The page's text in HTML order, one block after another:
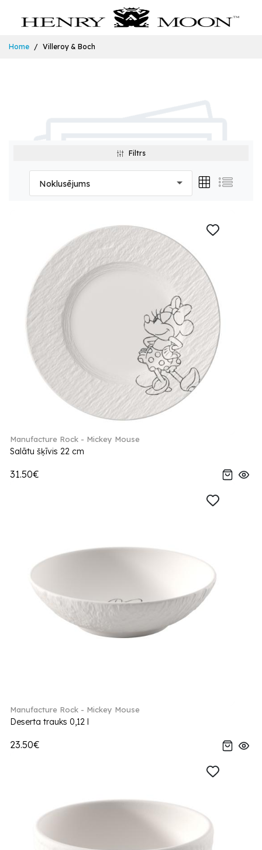
Home Villeroy & Boch
Filtrs
Manufacture Rock - Mickey Mouse
Salātu šķīvis 22 cm
31.50€
Manufacture Rock - Mickey Mouse
Deserta trauks 0,12 l
23.50€